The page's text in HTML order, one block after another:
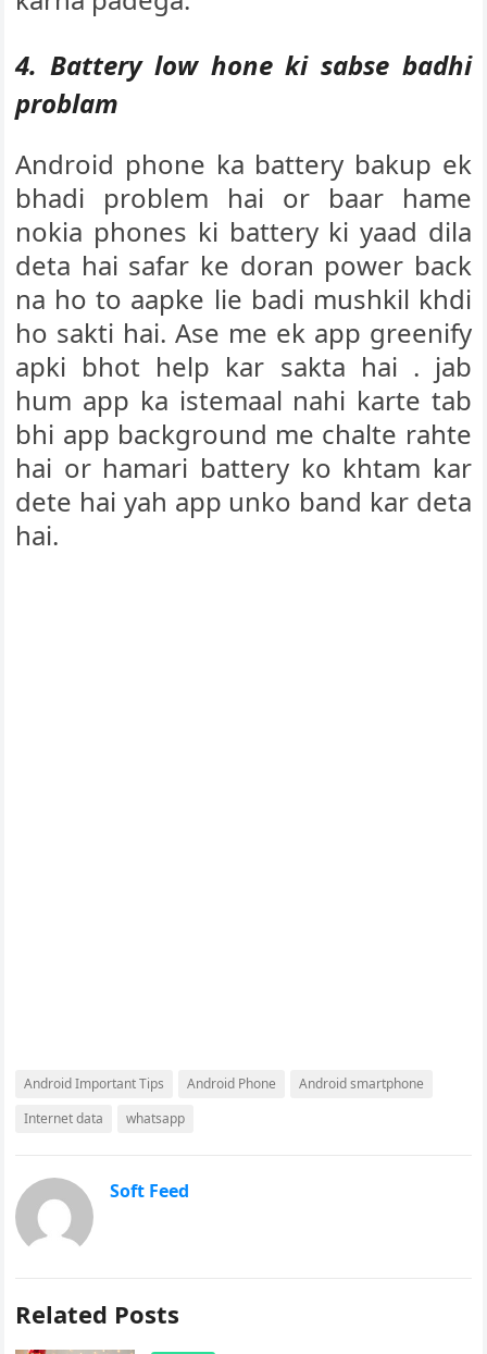
4. Battery low hone ki sabse badhi
problam
Android phone ka battery bakup ek
bhadi problem hai or baar hame
nokia phones ki battery ki yaad dila
deta hai safar ke doran power back
na ho to aapke lie badi mushkil khdi
ho sakti hai. Ase me ek app greenify
apki bhot help kar sakta hai . jab
hum app ka istemaal nahi karte tab
bhi app background me chalte rahte
hai or hamari battery ko khtam kar
dete hai yah app unko band kar deta
hai.
Android Important Tips Android Phone
Android smartphone
Internet data
whatsapp
Soft Feed
Related Posts